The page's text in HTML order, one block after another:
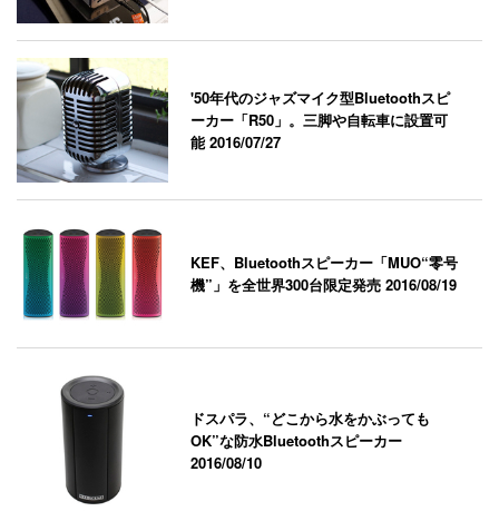
'50年代のジャズマイク型Bluetoothスピ
ーカー「R50」。三脚や自転車に設置可
能2016/07/27
KEF、Bluetoothスピーカー「MUO“零号
機”」を全世界300台限定発売2016/08/19
ドスパラ、“どこから水をかぶっても
OK”な防水Bluetoothスピーカー
2016/08/10